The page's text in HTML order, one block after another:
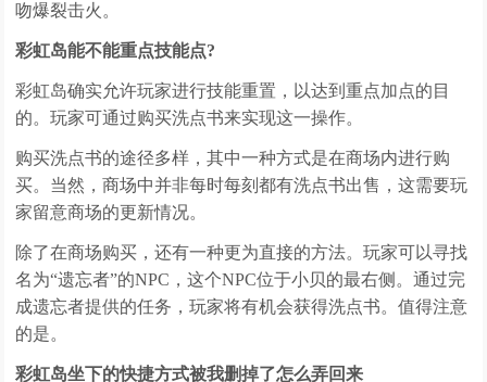
吻爆裂击火。
彩虹岛能不能重点技能点?
彩虹岛确实允许玩家进行技能重置，以达到重点加点的目
的。玩家可通过购买洗点书来实现这一操作。
购买洗点书的途径多样，其中一种方式是在商场内进行购
买。当然，商场中并非每时每刻都有洗点书出售，这需要玩
家留意商场的更新情况。
除了在商场购买，还有一种更为直接的方法。玩家可以寻找
名为“遗忘者”的NPC，这个NPC位于小贝的最右侧。通过完
成遗忘者提供的任务，玩家将有机会获得洗点书。值得注意
的是。
彩虹岛坐下的快捷方式被我删掉了怎么弄回来